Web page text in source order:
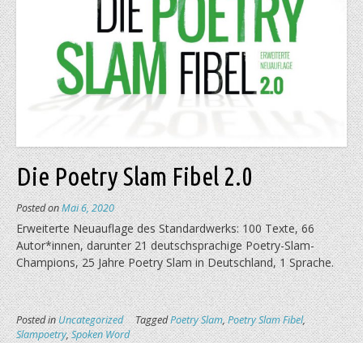
Die Poetry Slam Fibel 2.0
Posted onMai 6, 2020
Erweiterte Neuauflage des Standardwerks: 100 Texte, 66
Autor*innen, darunter 21 deutschsprachige Poetry-Slam-
Champions, 25 Jahre Poetry Slam in Deutschland, 1 Sprache.
Posted inUncategorized TaggedPoetry Slam,Poetry Slam Fibel,
Slampoetry,Spoken Word